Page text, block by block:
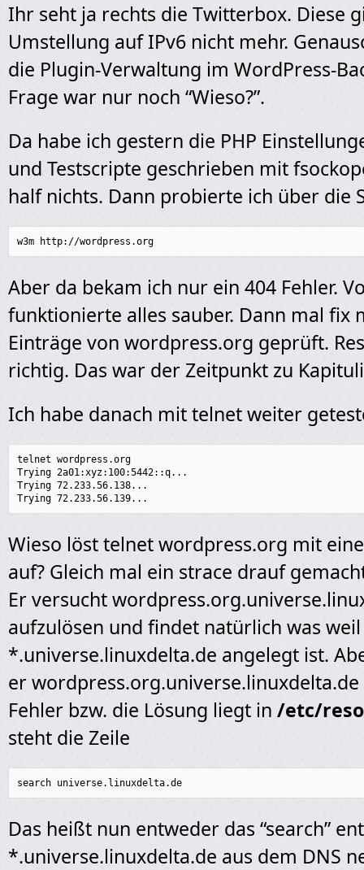
Ihr seht ja rechts die Twitterbox. Diese
Umstellung auf IPv6 nicht mehr.
die Plugin-Verwaltung im WordPress-
Frage war nur noch “Wieso?”.
Da habe ich gestern die PHP
und Testscripte geschrieben mit
half nichts. Dann probierte ich über die
w3m http://wordpress.org
Aber da bekam ich nur ein 404 Fehler.
funktionierte alles sauber. Dann mal fix
Einträge von wordpress.org geprüft.
richtig. Das war der Zeitpunkt zu
Ich habe danach mit telnet weiter
telnet wordpress.org
Trying 2a01:xyz:100:5442::q...
Trying 72.233.56.138...
Trying 72.233.56.139...
Wieso löst telnet wordpress.org mit
auf? Gleich mal ein strace drauf
Er versucht
aufzulösen und findet natürlich was
*.universe.linuxdelta.de angelegt ist.
er wordpress.org.universe.linuxdelta.de
Fehler bzw. die Lösung liegt in /etc/
steht die Zeile
search universe.linuxdelta.de
Das heißt nun entweder das “search”
*.universe.linuxdelta.de aus dem DNS